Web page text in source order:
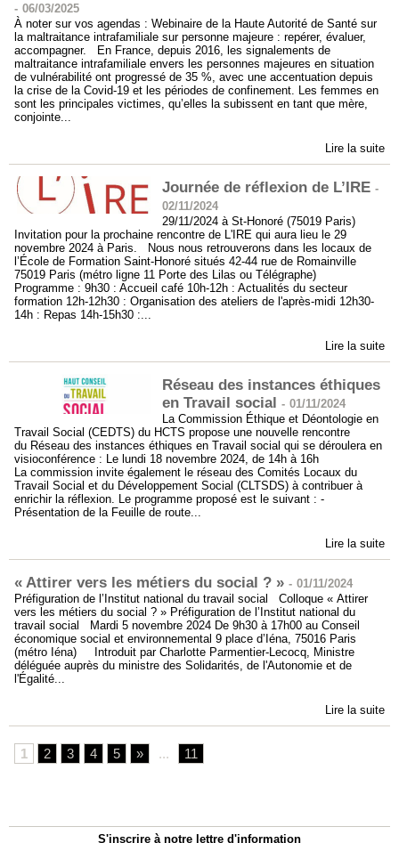
- 06/03/2025
À noter sur vos agendas : Webinaire de la Haute Autorité de Santé sur
la maltraitance intrafamiliale sur personne majeure : repérer, évaluer,
accompagner. En France, depuis 2016, les signalements de
maltraitance intrafamiliale envers les personnes majeures en situation
de vulnérabilité ont progressé de 35 %, avec une accentuation depuis
la crise de la Covid-19 et les périodes de confinement. Les femmes en
sont les principales victimes, qu’elles la subissent en tant que mère,
conjointe...
Lire la suite
Journée de réflexion de L’IRE -
02/11/2024
29/11/2024 à St-Honoré (75019 Paris)
Invitation pour la prochaine rencontre de L'IRE qui aura lieu le 29
novembre 2024 à Paris. Nous nous retrouverons dans les locaux de
l’École de Formation Saint-Honoré situés 42-44 rue de Romainville
75019 Paris (métro ligne 11 Porte des Lilas ou Télégraphe)
Programme : 9h30 : Accueil café 10h-12h : Actualités du secteur
formation 12h-12h30 : Organisation des ateliers de l'après-midi 12h30-
14h : Repas 14h-15h30 :...
Lire la suite
Réseau des instances éthiques
en Travail social- 01/11/2024
La Commission Éthique et Déontologie en
Travail Social (CEDTS) du HCTS propose une nouvelle rencontre
du Réseau des instances éthiques en Travail social qui se déroulera en
visioconférence : Le lundi 18 novembre 2024, de 14h à 16h
La commission invite également le réseau des Comités Locaux du
Travail Social et du Développement Social (CLTSDS) à contribuer à
enrichir la réflexion. Le programme proposé est le suivant : -
Présentation de la Feuille de route...
Lire la suite
« Attirer vers les métiers du social ? » - 01/11/2024
Préfiguration de l’Institut national du travail social Colloque « Attirer
vers les métiers du social ? » Préfiguration de l’Institut national du
travail social Mardi 5 novembre 2024 De 9h30 à 17h00 au Conseil
économique social et environnemental 9 place d’Iéna, 75016 Paris
(métro Iéna) Introduit par Charlotte Parmentier-Lecocq, Ministre
déléguée auprès du ministre des Solidarités, de l'Autonomie et de
l'Égalité...
Lire la suite
1 2 3 4 5 » ... 11
S'inscrire à notre lettre d'information